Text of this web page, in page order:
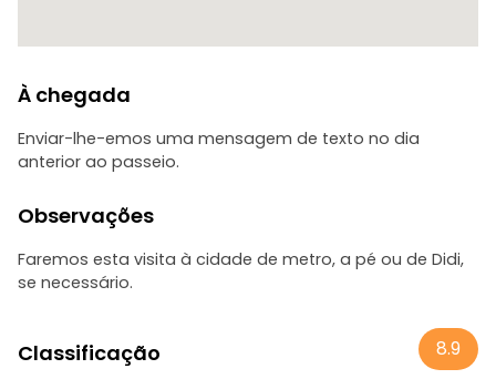
À chegada
Enviar-lhe-emos uma mensagem de texto no dia
anterior ao passeio.
Observações
Faremos esta visita à cidade de metro, a pé ou de Didi,
se necessário.
Classificação 8.9